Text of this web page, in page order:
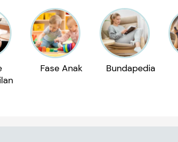
Fase Anak Bundapedia